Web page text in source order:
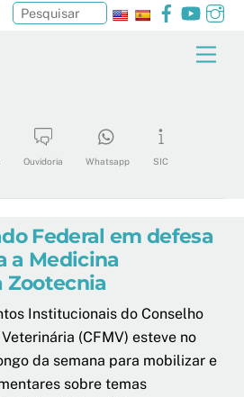
Facebook
Ouvidoria Whatsapp SIC
Pesquisar
Federal em defesa
a Medicina
Zootecnia
Institucionais do Conselho
(CFMV) esteve no
da semana para mobilizar e
sobre temas